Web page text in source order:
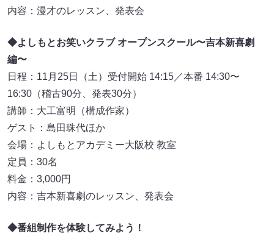
内容：漫才のレッスン、発表会
◆よしもとお笑いクラブ オープンスクール〜吉本新喜劇
編〜
日程：11月25日（土）受付開始 14:15／本番 14:30〜
16:30（稽古90分、発表30分）
講師：大工富明（構成作家）
ゲスト：島田珠代ほか
会場：よしもとアカデミー大阪校 教室
定員：30名
料金：3,000円
内容：吉本新喜劇のレッスン、発表会
◆番組制作を体験してみよう！